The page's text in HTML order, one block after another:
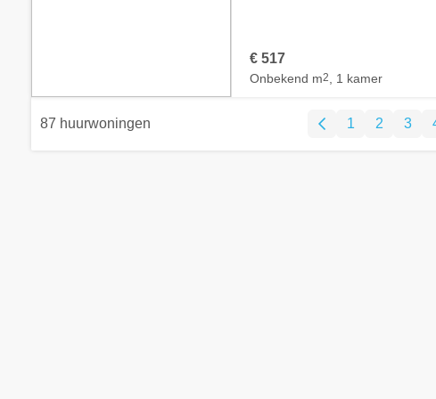
€ 517
Onbekend m2 , 1 kamer
87 huurwoningen 1 2 3